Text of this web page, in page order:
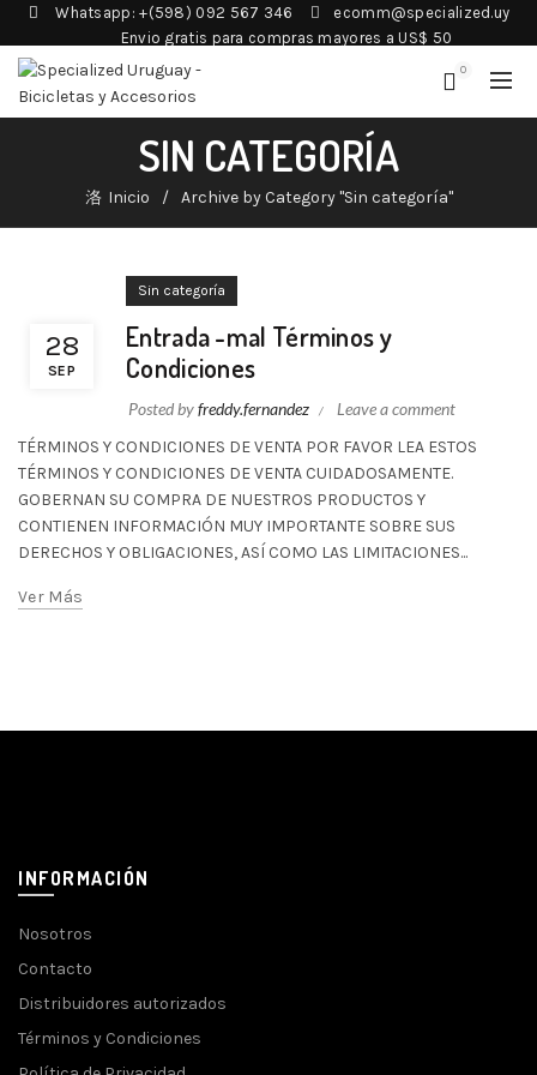
Whatsapp: +(598) 092 567 346
ecomm@specialized.uy
Envio gratis para compras mayores a US$ 50
0
SIN CATEGORÍA
Inicio Archive by Category "Sin categoría"
28
SEP
Sin categoría
Entrada -mal Términos y
Condiciones
Posted byfreddy.fernandez
Leave a comment
TÉRMINOS Y CONDICIONES DE VENTA POR FAVOR LEA ESTOS
TÉRMINOS Y CONDICIONES DE VENTA CUIDADOSAMENTE.
GOBERNAN SU COMPRA DE NUESTROS PRODUCTOS Y
CONTIENEN INFORMACIÓN MUY IMPORTANTE SOBRE SUS
DERECHOS Y OBLIGACIONES, ASÍ COMO LAS LIMITACIONES...
Ver Más
INFORMACIÓN
Nosotros
Contacto
Distribuidores autorizados
Términos y Condiciones